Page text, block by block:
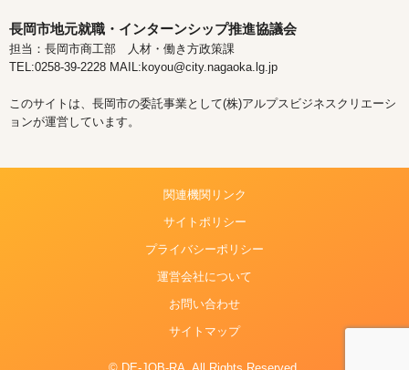
長岡市地元就職・インターンシップ推進協議会
担当：長岡市商工部 人材・働き方政策課
TEL:0258-39-2228 MAIL:koyou@city.nagaoka.lg.jp
このサイトは、長岡市の委託事業として(株)アルプスビジネスクリエーシ
ョンが運営しています。
関連機関リンク
サイトポリシー
プライバシーポリシー
運営会社について
お問い合わせ
サイトマップ